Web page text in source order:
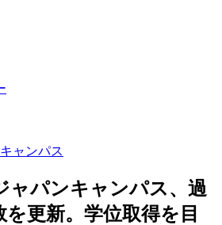
ャンパス
ャパンキャンパス、過
更新。学位取得を目